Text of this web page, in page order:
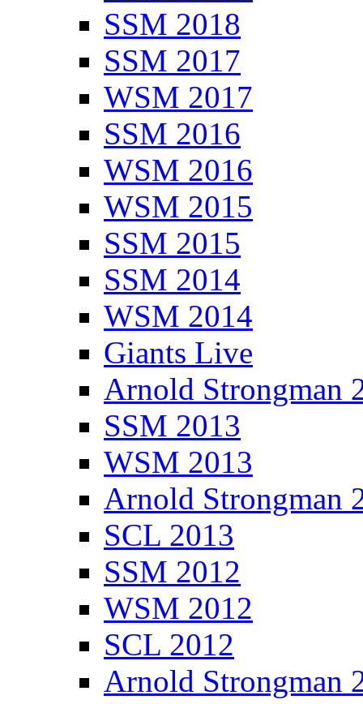
SSM 2018
SSM 2017
WSM 2017
SSM 2016
WSM 2016
WSM 2015
SSM 2015
SSM 2014
WSM 2014
Giants Live
Arnold Strongman
SSM 2013
WSM 2013
Arnold Strongman
SCL 2013
SSM 2012
WSM 2012
SCL 2012
Arnold Strongman